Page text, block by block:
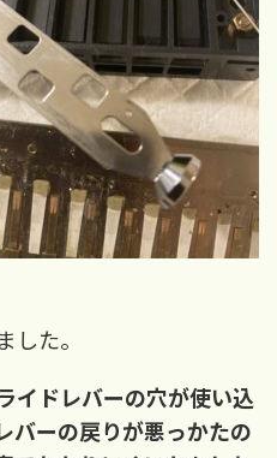
した。
イドレバーの穴が使い込
バーの戻りが悪っかたの